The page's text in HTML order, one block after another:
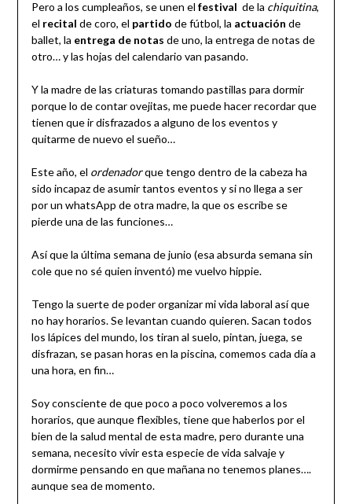
Pero a los cumpleaños, se unen el festival de la chiquitina,
el recital de coro, el partido de fútbol, la actuación de
ballet, la entrega de notas de uno, la entrega de notas de
otro… y las hojas del calendario van pasando.
Y la madre de las criaturas tomando pastillas para dormir
porque lo de contar ovejitas, me puede hacer recordar que
tienen que ir disfrazados a alguno de los eventos y
quitarme de nuevo el sueño…
Este año, el ordenadorque tengo dentro de la cabeza ha
sido incapaz de asumir tantos eventos y si no llega a ser
por un whatsApp de otra madre, la que os escribe se
pierde una de las funciones…
Así que la última semana de junio (esa absurda semana sin
cole que no sé quien inventó) me vuelvo hippie.
Tengo la suerte de poder organizar mi vida laboral así que
no hay horarios. Se levantan cuando quieren. Sacan todos
los lápices del mundo, los tiran al suelo, pintan, juega, se
disfrazan, se pasan horas en la piscina, comemos cada día a
una hora, en fin…
Soy consciente de que poco a poco volveremos a los
horarios, que aunque flexibles, tiene que haberlos por el
bien de la salud mental de esta madre, pero durante una
semana, necesito vivir esta especie de vida salvaje y
dormirme pensando en que mañana no tenemos planes….
aunque sea de momento.